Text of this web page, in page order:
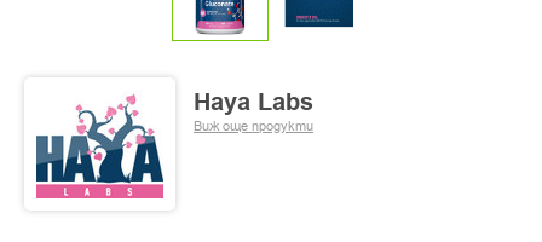
Haya Labs
Виж още продукти